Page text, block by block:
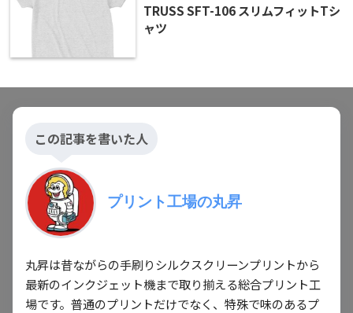
TRUSS SFT-106 スリムフィットTシ
ャツ
この記事を書いた人
プリント工場の丸昇
丸昇は昔ながらの手刷りシルクスクリーンプリントから
最新のインクジェット機まで取り揃える総合プリント工
場です。普通のプリントだけでなく、特殊で味のあるプ